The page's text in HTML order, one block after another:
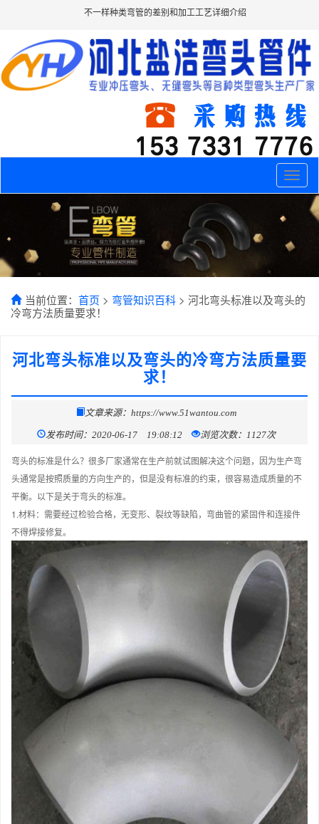
不一样种类弯管的差别和加工工艺详细介绍
Toggle
当前位置： 首页 > 弯管知识百科 > 河北弯头标准以及弯头的
冷弯方法质量要求！
河北弯头标准以及弯头的冷弯方法质量要
求！
文章来源：https://www.51wantou.com
发布时间：2020-06-17 19:08:12 浏览次数：1127次
弯头的标准是什么？很多厂家通常在生产前就试图解决这个问题，因为生产弯
头通常是按照质量的方向生产的，但是没有标准的约束，很容易造成质量的不
平衡。以下是关于弯头的标准。
1.材料：需要经过检验合格，无变形、裂纹等缺陷，弯曲管的紧固件和连接件
不得焊接修复。